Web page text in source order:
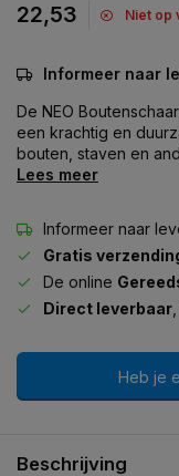
22,53 Niet op
Informeer naar
De NEO
een krachtig en
bouten, staven en
Lees meer
Informeer naar
Gratis
De online
Direct leverbaar
Heb je
Beschrijving